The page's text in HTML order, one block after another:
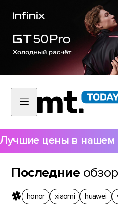
Лучшие цены в нашем
Последние
honor xiaomi huawei